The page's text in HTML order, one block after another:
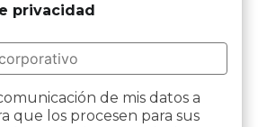
privacidad
de mis datos a
que los procesen para sus